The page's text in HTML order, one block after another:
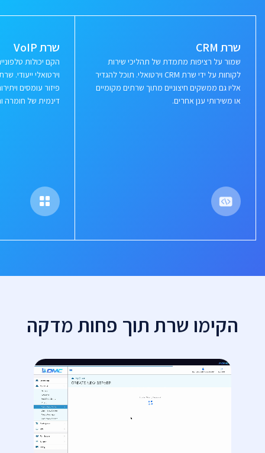
שרת CRM
שמור על רציפות מתמדת של תהליכי שירות
לקוחות על ידי שרת CRM וירטואלי. תוכל להגדיר
אליו גם ממשקים חיצוניים מתוך שרתים מקומיים
או משירותי ענן אחרים.
שרת VoIP
הקם יכולות
וירטואלי ייעודי.
פיזור עומסים
דינמית של חומרה
הקימו שרת תוך פחות מדקה